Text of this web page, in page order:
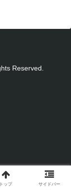
Reserved.
トップ サイドバー